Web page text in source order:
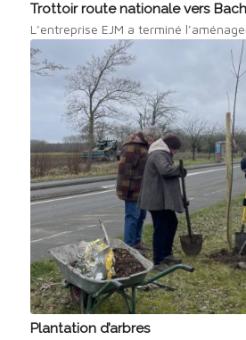
Trottoir route nationale vers
L’entreprise EJM a terminé
Plantation d’arbres